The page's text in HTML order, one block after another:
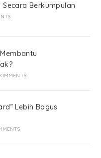
Berkumpulan
Lebih Bagus